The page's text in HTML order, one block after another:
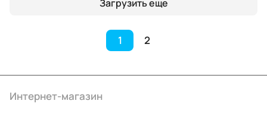
Загрузить еще
1 2
Интернет-магазин